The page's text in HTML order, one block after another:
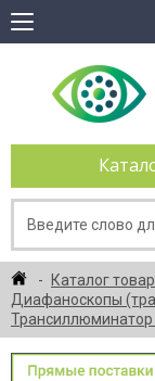
Каталог
Диафаноскопы